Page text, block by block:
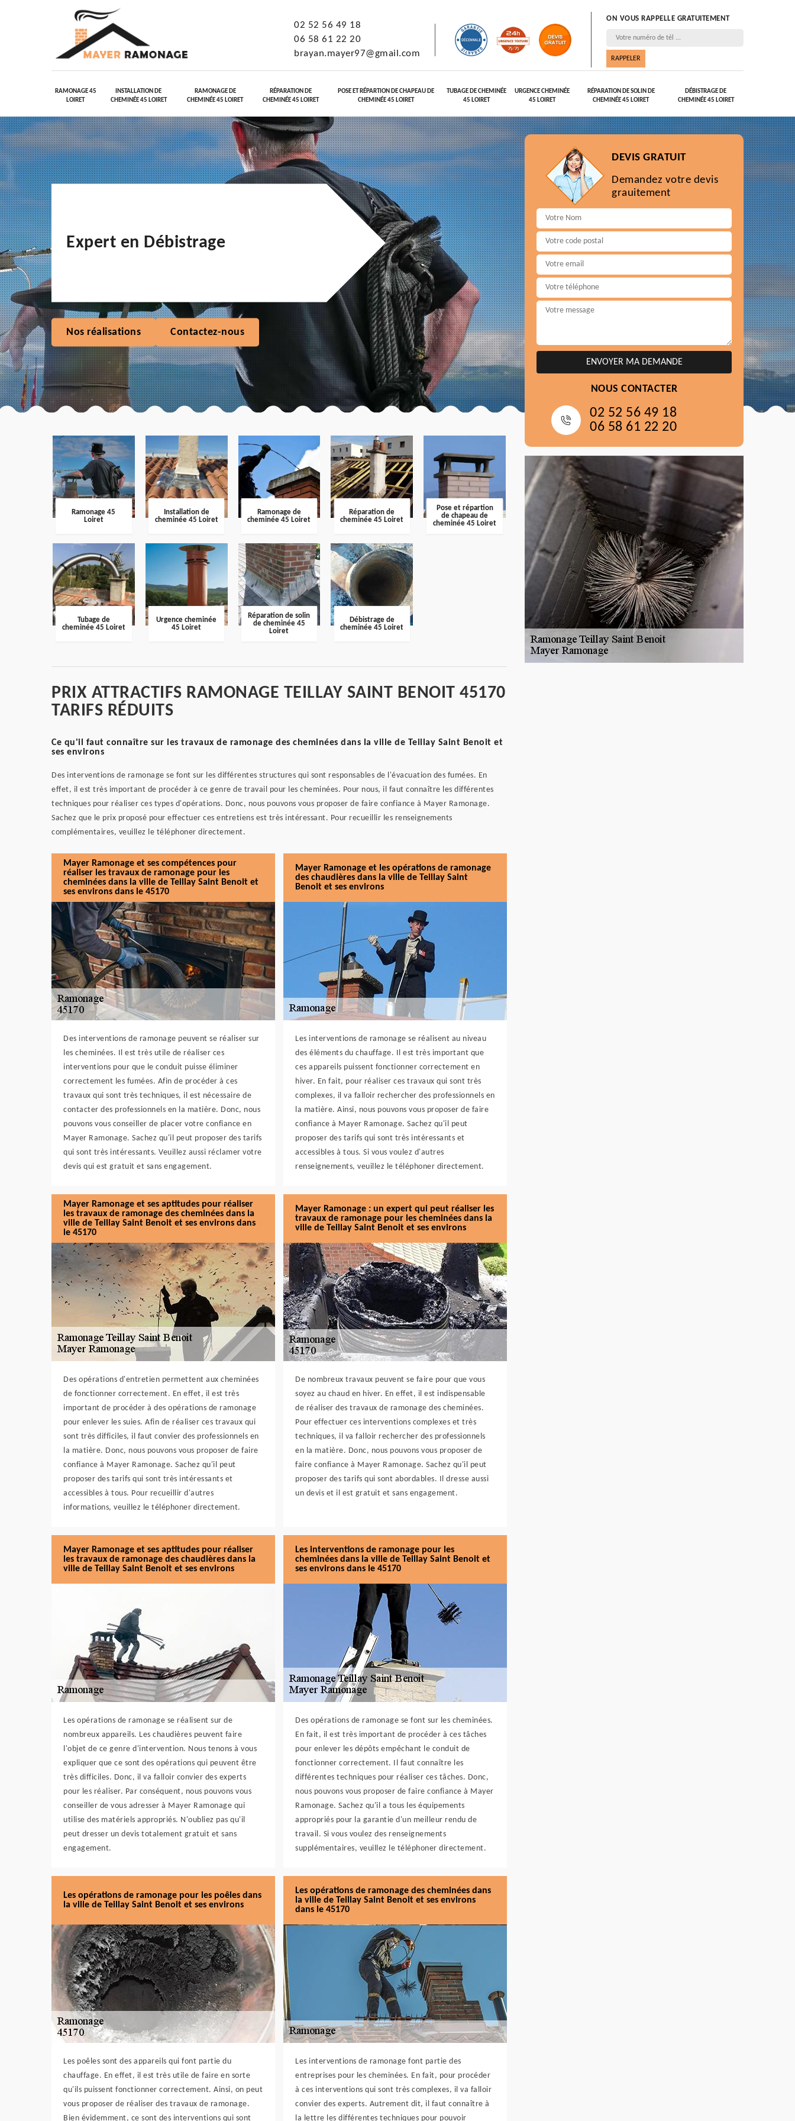
02 52 56 49 18
06 58 61 22 20
brayan.mayer97@gmail.com
ON VOUS RAPPELLE GRATUITEMENT
RAMONAGE 45
LOIRET
INSTALLATION DE
CHEMINÉE 45 LOIRET
RAMONAGE DE
CHEMINÉE 45 LOIRET
RÉPARATION DE
CHEMINÉE 45 LOIRET
POSE ET RÉPARTION DE CHAPEAU DE
CHEMINÉE 45 LOIRET
TUBAGE DE CHEMINÉE
45 LOIRET
URGENCE CHEMINÉE
45 LOIRET
RÉPARATION DE SOLIN DE
CHEMINÉE 45 LOIRET
DÉBISTRAGE DE
CHEMINÉE 45 LOIRET
Expert en Débistrage
Nos réalisations Contactez-nous
Ramonage 45
Loiret
Installation de
cheminée 45 Loiret
Ramonage de
cheminée 45 Loiret
Réparation de
cheminée 45 Loiret
Pose et répartion
de chapeau de
cheminée 45 Loiret
Tubage de
cheminée 45 Loiret
Urgence cheminée
45 Loiret
Réparation de solin
de cheminée 45
Loiret
Débistrage de
cheminée 45 Loiret
PRIX ATTRACTIFS RAMONAGE TEILLAY SAINT BENOIT 45170
TARIFS RÉDUITS
Ce qu'il faut connaître sur les travaux de ramonage des cheminées dans la ville de Teillay Saint Benoit et
ses environs
Des interventions de ramonage se font sur les différentes structures qui sont responsables de l'évacuation des fumées. En
effet, il est très important de procéder à ce genre de travail pour les cheminées. Pour nous, il faut connaître les différentes
techniques pour réaliser ces types d'opérations. Donc, nous pouvons vous proposer de faire confiance à Mayer Ramonage.
Sachez que le prix proposé pour effectuer ces entretiens est très intéressant. Pour recueillir les renseignements
complémentaires, veuillez le téléphoner directement.
Mayer Ramonage et ses compétences pour
réaliser les travaux de ramonage pour les
cheminées dans la ville de Teillay Saint Benoit et
ses environs dans le 45170
Des interventions de ramonage peuvent se réaliser sur
les cheminées. Il est très utile de réaliser ces
interventions pour que le conduit puisse éliminer
correctement les fumées. Afin de procéder à ces
travaux qui sont très techniques, il est nécessaire de
contacter des professionnels en la matière. Donc, nous
pouvons vous conseiller de placer votre confiance en
Mayer Ramonage. Sachez qu'il peut proposer des tarifs
qui sont très intéressants. Veuillez aussi réclamer votre
devis qui est gratuit et sans engagement.
Mayer Ramonage et les opérations de ramonage
des chaudières dans la ville de Teillay Saint
Benoit et ses environs
Les interventions de ramonage se réalisent au niveau
des éléments du chauffage. Il est très important que
ces appareils puissent fonctionner correctement en
hiver. En fait, pour réaliser ces travaux qui sont très
complexes, il va falloir rechercher des professionnels en
la matière. Ainsi, nous pouvons vous proposer de faire
confiance à Mayer Ramonage. Sachez qu'il peut
proposer des tarifs qui sont très intéressants et
accessibles à tous. Si vous voulez d'autres
renseignements, veuillez le téléphoner directement.
Mayer Ramonage et ses aptitudes pour réaliser
les travaux de ramonage des cheminées dans la
ville de Teillay Saint Benoit et ses environs dans
le 45170
Des opérations d'entretien permettent aux cheminées
de fonctionner correctement. En effet, il est très
important de procéder à des opérations de ramonage
pour enlever les suies. Afin de réaliser ces travaux qui
sont très difficiles, il faut convier des professionnels en
la matière. Donc, nous pouvons vous proposer de faire
confiance à Mayer Ramonage. Sachez qu'il peut
proposer des tarifs qui sont très intéressants et
accessibles à tous. Pour recueillir d'autres
informations, veuillez le téléphoner directement.
Mayer Ramonage : un expert qui peut réaliser les
travaux de ramonage pour les cheminées dans la
ville de Teillay Saint Benoit et ses environs
De nombreux travaux peuvent se faire pour que vous
soyez au chaud en hiver. En effet, il est indispensable
de réaliser des travaux de ramonage des cheminées.
Pour effectuer ces interventions complexes et très
techniques, il va falloir rechercher des professionnels
en la matière. Donc, nous pouvons vous proposer de
faire confiance à Mayer Ramonage. Sachez qu'il peut
proposer des tarifs qui sont abordables. Il dresse aussi
un devis et il est gratuit et sans engagement.
Mayer Ramonage et ses aptitudes pour réaliser
les travaux de ramonage des chaudières dans la
ville de Teillay Saint Benoit et ses environs
Les opérations de ramonage se réalisent sur de
nombreux appareils. Les chaudières peuvent faire
l'objet de ce genre d'intervention. Nous tenons à vous
expliquer que ce sont des opérations qui peuvent être
très difficiles. Donc, il va falloir convier des experts
pour les réaliser. Par conséquent, nous pouvons vous
conseiller de vous adresser à Mayer Ramonage qui
utilise des matériels appropriés. N'oubliez pas qu'il
peut dresser un devis totalement gratuit et sans
engagement.
Les interventions de ramonage pour les
cheminées dans la ville de Teillay Saint Benoit et
ses environs dans le 45170
Des opérations de ramonage se font sur les cheminées.
En fait, il est très important de procéder à ces tâches
pour enlever les dépôts empêchant le conduit de
fonctionner correctement. Il faut connaître les
différentes techniques pour réaliser ces tâches. Donc,
nous pouvons vous proposer de faire confiance à Mayer
Ramonage. Sachez qu'il a tous les équipements
appropriés pour la garantie d'un meilleur rendu de
travail. Si vous voulez des renseignements
supplémentaires, veuillez le téléphoner directement.
Les opérations de ramonage pour les poêles dans
la ville de Teillay Saint Benoit et ses environs
Les poêles sont des appareils qui font partie du
chauffage. En effet, il est très utile de faire en sorte
qu'ils puissent fonctionner correctement. Ainsi, on peut
vous proposer de réaliser des travaux de ramonage.
Bien évidemment, ce sont des interventions qui sont
Les opérations de ramonage des cheminées dans
la ville de Teillay Saint Benoit et ses environs
dans le 45170
Les interventions de ramonage font partie des
entreprises pour les cheminées. En fait, pour procéder
à ces interventions qui sont très complexes, il va falloir
convier des experts. Autrement dit, il faut connaître à
la lettre les différentes techniques pour pouvoir
DEVIS GRATUIT
Demandez votre devis
grauitement
NOUS CONTACTER
02 52 56 49 18
06 58 61 22 20